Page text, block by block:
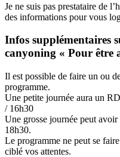
Je ne suis pas prestataire de
des informations pour vous
Infos supplémentaires
canyoning « Pour être
Il est possible de faire un ou
programme.
Une petite journée aura un
/ 16h30
Une grosse journée peut
18h30.
Le programme ne peut se
ciblé vos attentes.